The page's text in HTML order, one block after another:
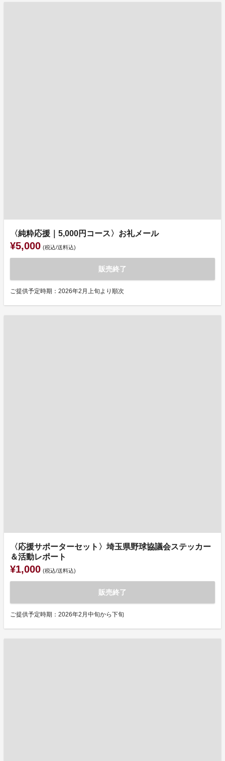
〈純粋応援｜5,000円コース〉お礼メール
¥5,000 (税込/送料込)
販売終了
ご提供予定時期：2026年2月上旬より順次
〈応援サポーターセット〉埼玉県野球協議会ステッカー
＆活動レポート
¥1,000 (税込/送料込)
販売終了
ご提供予定時期：2026年2月中旬から下旬